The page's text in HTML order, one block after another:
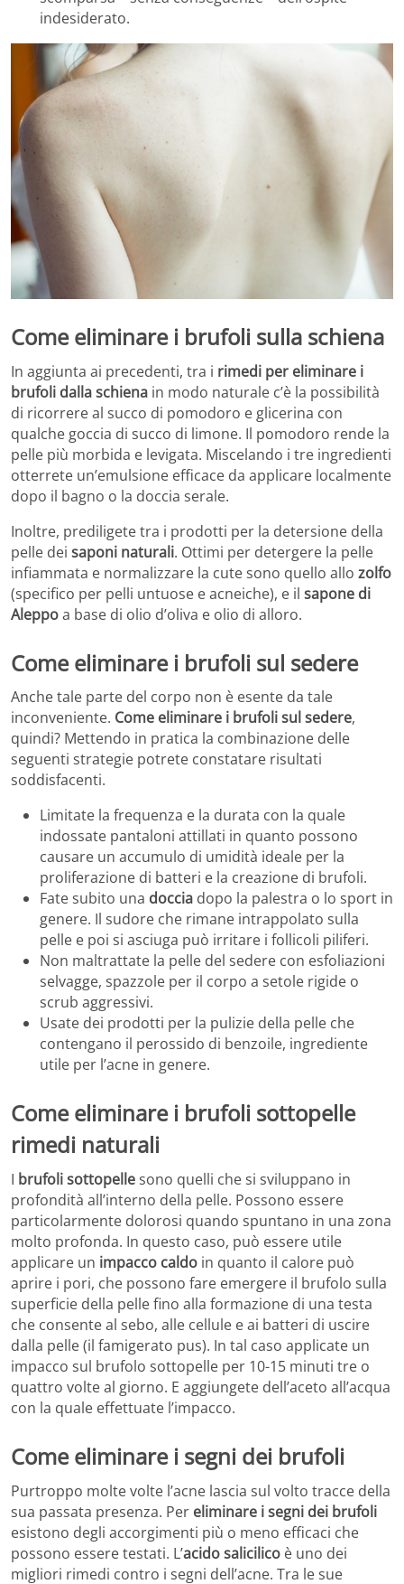
indesiderato.
Come eliminare i brufoli sulla schiena
In aggiunta ai precedenti, tra i rimedi per eliminare i
brufoli dalla schiena in modo naturale c’è la possibilità
di ricorrere al succo di pomodoro e glicerina con
qualche goccia di succo di limone. Il pomodoro rende la
pelle più morbida e levigata. Miscelando i tre ingredienti
otterrete un’emulsione efficace da applicare localmente
dopo il bagno o la doccia serale.
Inoltre, prediligete tra i prodotti per la detersione della
pelle dei saponi naturali. Ottimi per detergere la pelle
infiammata e normalizzare la cute sono quello allo zolfo
(specifico per pelli untuose e acneiche), e il sapone di
Aleppoa base di olio d’oliva e olio di alloro.
Come eliminare i brufoli sul sedere
Anche tale parte del corpo non è esente da tale
inconveniente. Come eliminare i brufoli sul sedere,
quindi? Mettendo in pratica la combinazione delle
seguenti strategie potrete constatare risultati
soddisfacenti.
Limitate la frequenza e la durata con la quale
indossate pantaloni attillati in quanto possono
causare un accumulo di umidità ideale per la
proliferazione di batteri e la creazione di brufoli.
Fate subito una doccia dopo la palestra o lo sport in
genere. Il sudore che rimane intrappolato sulla
pelle e poi si asciuga può irritare i follicoli piliferi.
Non maltrattate la pelle del sedere con esfoliazioni
selvagge, spazzole per il corpo a setole rigide o
scrub aggressivi.
Usate dei prodotti per la pulizie della pelle che
contengano il perossido di benzoile, ingrediente
utile per l’acne in genere.
Come eliminare i brufoli sottopelle
rimedi naturali
I brufoli sottopellesono quelli che si sviluppano in
profondità all’interno della pelle. Possono essere
particolarmente dolorosi quando spuntano in una zona
molto profonda. In questo caso, può essere utile
applicare un impacco caldo in quanto il calore può
aprire i pori, che possono fare emergere il brufolo sulla
superficie della pelle fino alla formazione di una testa
che consente al sebo, alle cellule e ai batteri di uscire
dalla pelle (il famigerato pus). In tal caso applicate un
impacco sul brufolo sottopelle per 10-15 minuti tre o
quattro volte al giorno. E aggiungete dell’aceto all’acqua
con la quale effettuate l’impacco.
Come eliminare i segni dei brufoli
Purtroppo molte volte l’acne lascia sul volto tracce della
sua passata presenza. Per eliminare i segni dei brufoli
esistono degli accorgimenti più o meno efficaci che
possono essere testati. L’acido salicilico è uno dei
migliori rimedi contro i segni dell’acne. Tra le sue